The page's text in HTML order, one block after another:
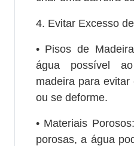
4. Evitar Excesso
• Pisos de
água possível
madeira para
ou se deforme.
• Materiais
porosas, a água